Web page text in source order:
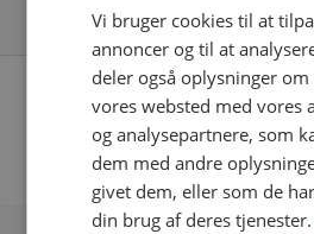
Vi fandt desværre ingen jobopslag, prøv at
nogle af dine
Vi bruger cookies til at
annoncer og til at
deler også oplysninger
vores websted med vores
og analysepartnere, som
dem med andre
givet dem, eller som de
din brug af deres tjenester.